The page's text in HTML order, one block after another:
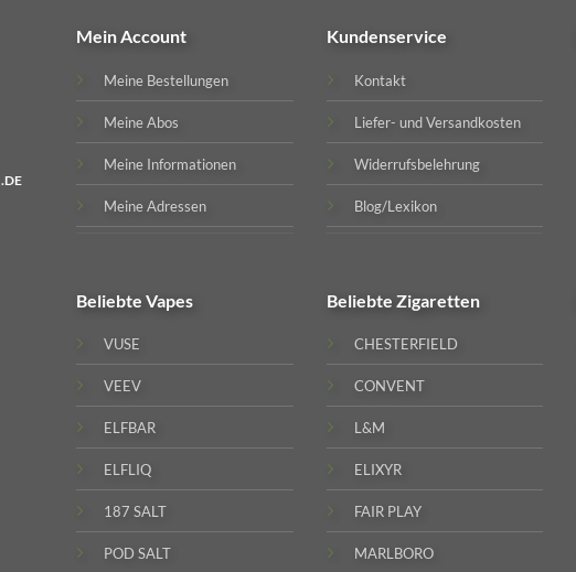
Mein Account
Meine Bestellungen
Meine Abos
Meine Informationen
Meine Adressen
Kundenservice
Kontakt
Liefer- und Versandkosten
Widerrufsbelehrung
Blog/Lexikon
BeliebteVapes
VUSE
VEEV
ELFBAR
ELFLIQ
187 SALT
POD SALT
Beliebte Zigaretten
CHESTERFIELD
CONVENT
L&M
ELIXYR
FAIR PLAY
MARLBORO